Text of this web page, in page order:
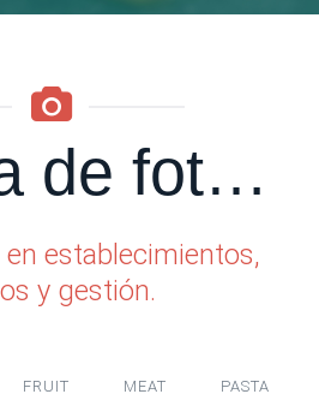
Recycle
establecimientos,
y gestión.
FRUIT MEAT PASTA